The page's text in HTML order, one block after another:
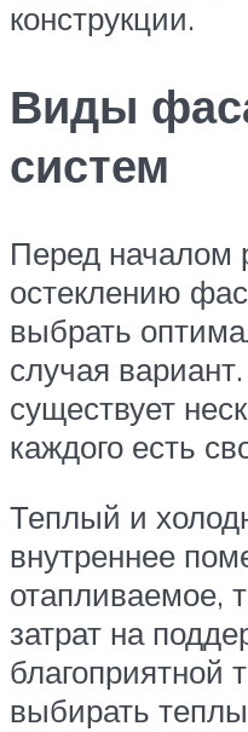
конструкции.
Виды
систем
Перед началом
остеклению
выбрать
случая
существует
каждого есть
Теплый и
внутреннее
отапливаемое,
затрат на
благоприятной
выбирать